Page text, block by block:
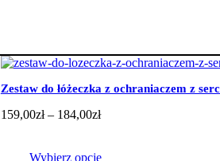
Zestaw do łóżeczka z ochraniaczem z
159,00zł – 184,00złZakres
159,00zł
Wybierz opcje